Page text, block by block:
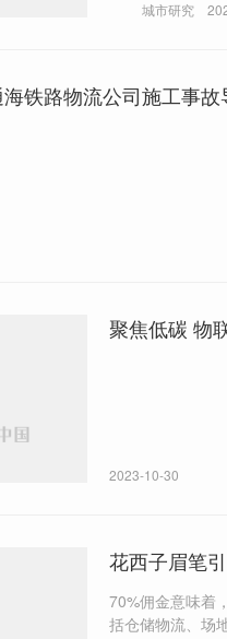
城市研究
铁路物流公司施工事
聚焦低碳 物
2023-10-30
花西子眉笔
70%佣金意味着
括仓储物流、场地及人力成本。 “他们（主播）不太会问我们